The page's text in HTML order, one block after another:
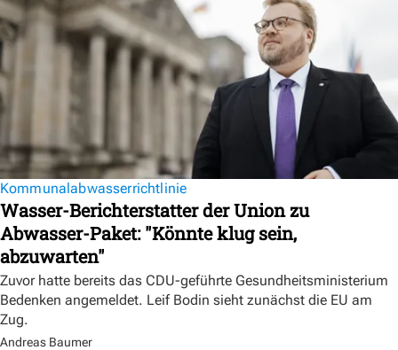
Kommunalabwasserrichtlinie
Wasser-Berichterstatter der Union zu
Abwasser-Paket: "Könnte klug sein,
abzuwarten"
Zuvor hatte bereits das CDU-geführte Gesundheitsministerium
Bedenken angemeldet. Leif Bodin sieht zunächst die EU am
Zug.
Andreas Baumer